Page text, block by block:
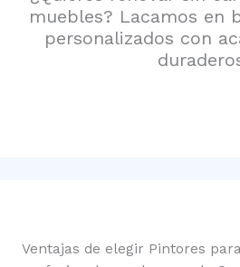
muebles? Lacamos en
personalizados con
Ventajas de elegir Pintores